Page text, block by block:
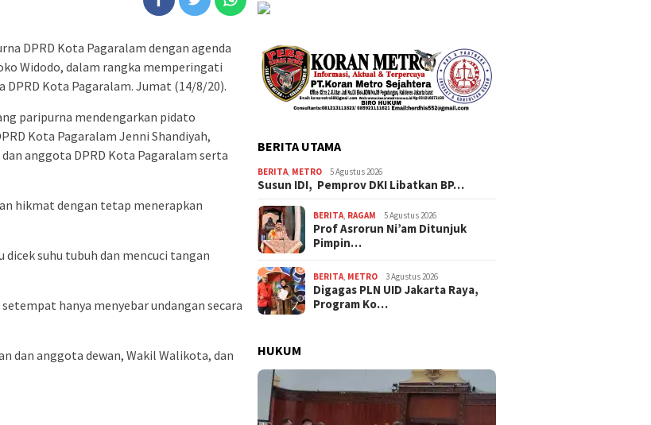
DPRD Kota Pagaralam dengan agenda
Widodo, dalam rangka memperingati
DPRD Kota Pagaralam. Jumat (14/8/20).
paripurna mendengarkan pidato
Kota Pagaralam Jenni Shandiyah,
anggota DPRD Kota Pagaralam serta
hikmat dengan tetap menerapkan
dicek suhu tubuh dan mencuci tangan
hanya menyebar undangan secara
dan anggota dewan, Wakil Walikota, dan
BERITA UTAMA
BERITA, METRO 5 Agustus 2026
Susun IDI, Pemprov DKI Libatkan BP…
BERITA, RAGAM 5 Agustus 2026
Prof Asrorun Ni’am Ditunjuk
Pimpin…
BERITA, METRO 3 Agustus 2026
Digagas PLN UID Jakarta Raya,
Program Ko…
HUKUM